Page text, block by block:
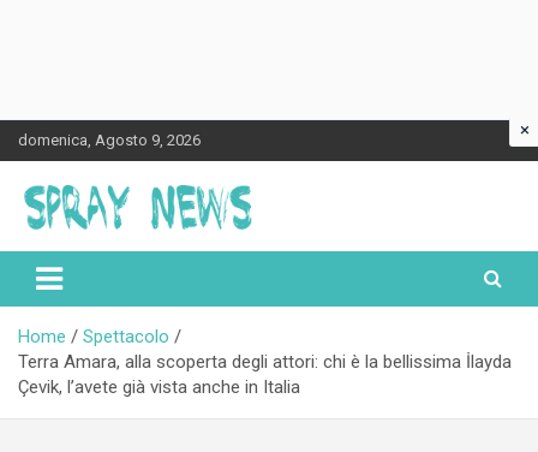
Skip
to
content
domenica, Agosto 9, 2026
Spraynews.it
Home
Spettacolo
Terra Amara, alla scoperta degli attori: chi è la bellissima İlayda
Çevik, l’avete già vista anche in Italia
×